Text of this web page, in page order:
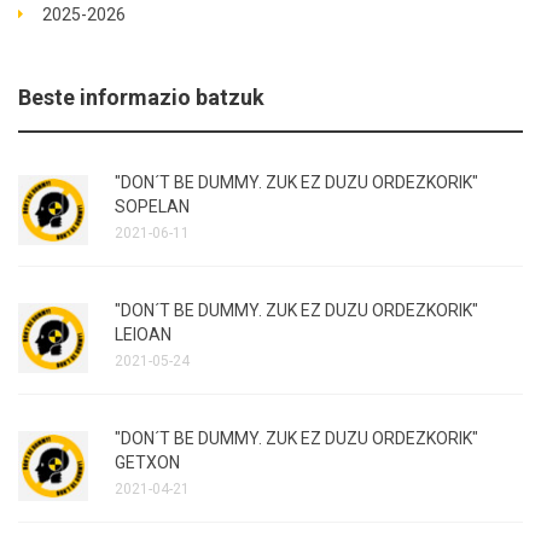
2025-2026
Beste informazio batzuk
"DON´T BE DUMMY. ZUK EZ DUZU ORDEZKORIK"
SOPELAN
2021-06-11
"DON´T BE DUMMY. ZUK EZ DUZU ORDEZKORIK"
LEIOAN
2021-05-24
"DON´T BE DUMMY. ZUK EZ DUZU ORDEZKORIK"
GETXON
2021-04-21